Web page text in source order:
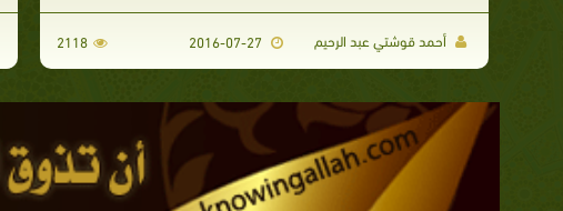
أحمد قوشتي عبد الرحيم 2118